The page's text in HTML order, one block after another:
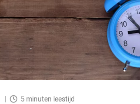
5 minuten leestijd